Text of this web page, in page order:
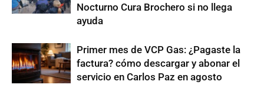
Nocturno Cura Brochero si no llega
ayuda
Primer mes de VCP Gas: ¿Pagaste la
factura? cómo descargar y abonar el
servicio en Carlos Paz en agosto